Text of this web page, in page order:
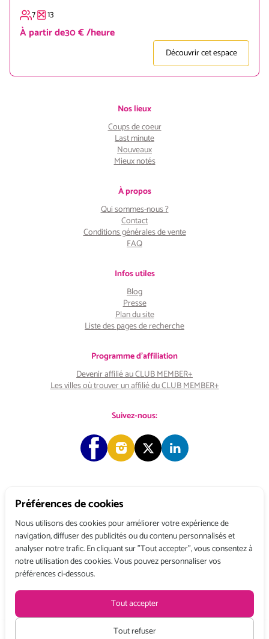
Préférences de cookies
Nous utilisons des cookies pour améliorer votre expérience de
navigation, diffuser des publicités ou du contenu personnalisés et
analyser notre trafic. En cliquant sur "Tout accepter", vous consentez à
notre utilisation des cookies. Vous pouvez personnaliser vos
préférences ci-dessous.
Tout accepter
Tout refuser
7 13
À partir de30 € /heure
Découvrir cet espace
Tarifs HT à partir de :
Nos lieux
Coups de coeur
Last minute
Nouveaux
Mieux notés
À propos
Qui sommes-nous ?
Contact
Conditions générales de vente
FAQ
Infos utiles
Blog
Presse
Plan du site
Liste des pages de recherche
Programme d'affiliation
Devenir affilié au CLUB MEMBER+
Les villes où trouver un affilié du CLUB MEMBER+
Suivez-nous:
Copyright © 2026 Choose & Work. Tous droits réservés.
Tél: +33 (0) 1 80 522 522
Belgique : 156, avenue de Floréal – 1180 BRUXELLES
Conditions générales de ventePolitique de confidentialitéMentions légales
Recevez toute l’actualité de Choose and Worken vous abonnant à